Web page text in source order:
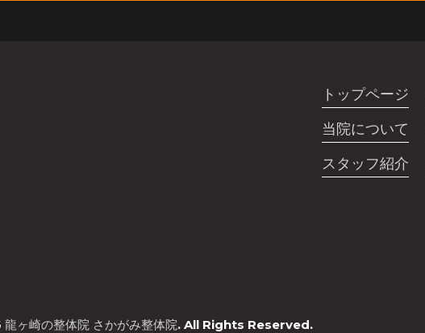
トップページ
当院について
スタッフ紹介
龍ヶ崎の整体院 さかがみ整体院. All Rights Reserved.